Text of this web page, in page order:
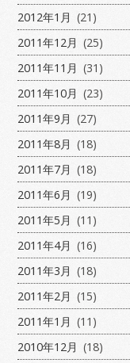
2012年1月 (21)
2011年12月 (25)
2011年11月 (31)
2011年10月 (23)
2011年9月 (27)
2011年8月 (18)
2011年7月 (18)
2011年6月 (19)
2011年5月 (11)
2011年4月 (16)
2011年3月 (18)
2011年2月 (15)
2011年1月 (11)
2010年12月 (18)